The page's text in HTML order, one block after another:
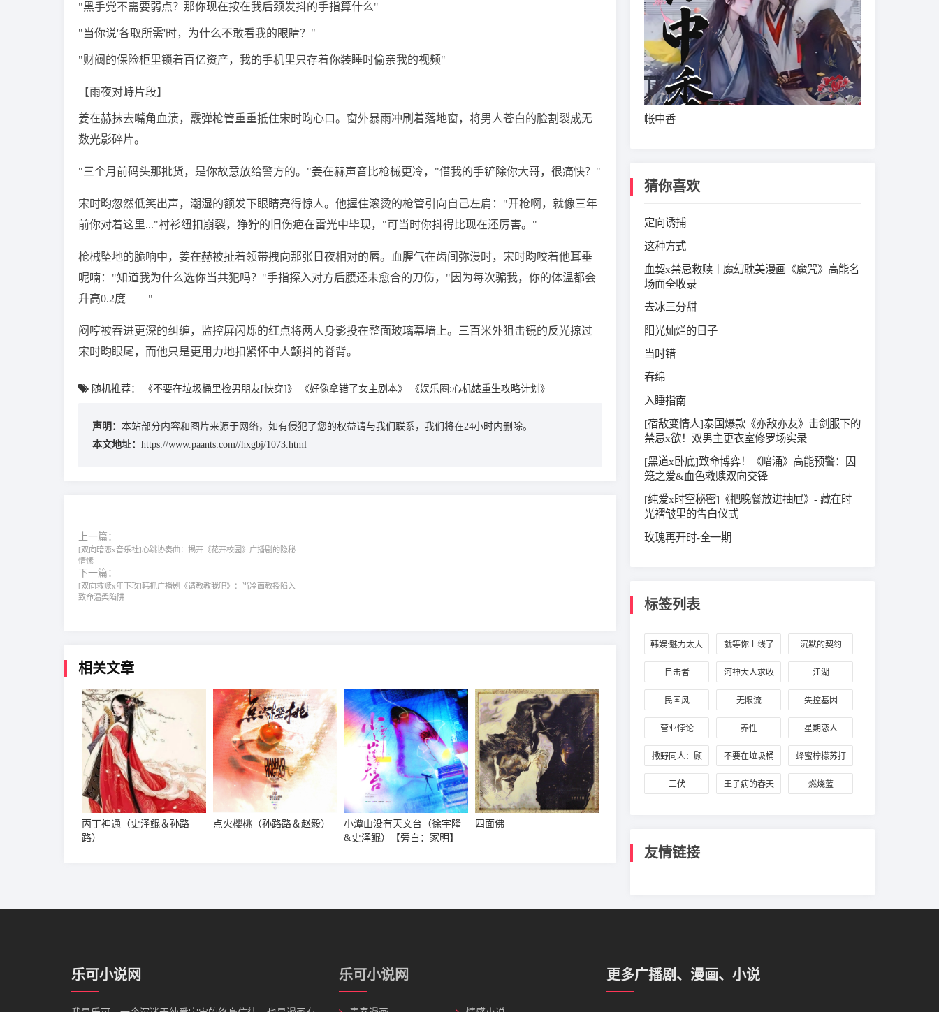
"黑手党不需要弱点？那你现在按在我后颈发抖的手指算什么"
"当你说'各取所需'时，为什么不敢看我的眼睛？"
"财阀的保险柜里锁着百亿资产，我的手机里只存着你装睡时偷亲我的视频"
【雨夜对峙片段】
姜在赫抹去嘴角血渍，霰弹枪管重重抵住宋时昀心口。窗外暴雨冲刷着落地窗，将男人苍白的脸割裂成无
数光影碎片。
"三个月前码头那批货，是你故意放给警方的。"姜在赫声音比枪械更冷，"借我的手铲除你大哥，很痛快？"
宋时昀忽然低笑出声，潮湿的额发下眼睛亮得惊人。他握住滚烫的枪管引向自己左肩："开枪啊，就像三年
前你对着这里..."衬衫纽扣崩裂，狰狞的旧伤疤在雷光中毕现，"可当时你抖得比现在还厉害。"
枪械坠地的脆响中，姜在赫被扯着领带拽向那张日夜相对的唇。血腥气在齿间弥漫时，宋时昀咬着他耳垂
呢喃："知道我为什么选你当共犯吗？"手指探入对方后腰还未愈合的刀伤，"因为每次骗我，你的体温都会
升高0.2度——"
闷哼被吞进更深的纠缠，监控屏闪烁的红点将两人身影投在整面玻璃幕墙上。三百米外狙击镜的反光掠过
宋时昀眼尾，而他只是更用力地扣紧怀中人颤抖的脊背。
随机推荐： 《不要在垃圾桶里捡男朋友[快穿]》 《好像拿错了女主剧本》 《娱乐圈:心机婊重生攻略计划》
声明： 本站部分内容和图片来源于网络，如有侵犯了您的权益请与我们联系，我们将在24小时内删除。
本文地址： https://www.paants.com//hxgbj/1073.html
上一篇：
[双向暗恋x音乐社]心跳协奏曲：揭开《花开校园》广播剧的隐秘
情愫
下一篇：
[双向救赎x年下攻]韩抓广播剧《请教教我吧》：当冷面教授陷入
致命温柔陷阱
相关文章
丙丁神通（史泽鲲＆孙路
路）
点火樱桃（孙路路＆赵毅）
小潭山没有天文台（徐宇隆
&史泽鲲）【旁白：家明】
四面佛
帐中香
猜你喜欢
定向诱捕
这种方式
血契x禁忌救赎丨魔幻耽美漫画《魔咒》高能名
场面全收录
去冰三分甜
阳光灿烂的日子
当时错
春绵
入睡指南
[宿敌变情人]泰国爆款《亦敌亦友》击剑服下的
禁忌x欲！双男主更衣室修罗场实录
[黑道x卧底]致命博弈！《暗涌》高能预警：囚
笼之爱&血色救赎双向交锋
[纯爱x时空秘密]《把晚餐放进抽屉》- 藏在时
光褶皱里的告白仪式
玫瑰再开时-全一期
标签列表
韩娱:魅力太大
怎么办
就等你上线了 沉默的契约
目击者 河神大人求收
养
江湖
民国风 无限流 失控基因
营业悖论 养性 星期恋人
撒野同人：顾
飞与蒋丞
不要在垃圾桶
里捡男朋友[快
蜂蜜柠檬苏打
三伏 王子病的春天 燃烧蓝
友情链接
乐可小说网 乐可小说网 更多广播剧、漫画、小说